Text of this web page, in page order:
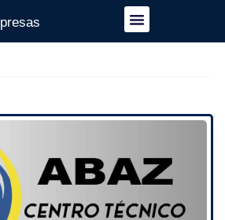
Automovil / Talleres